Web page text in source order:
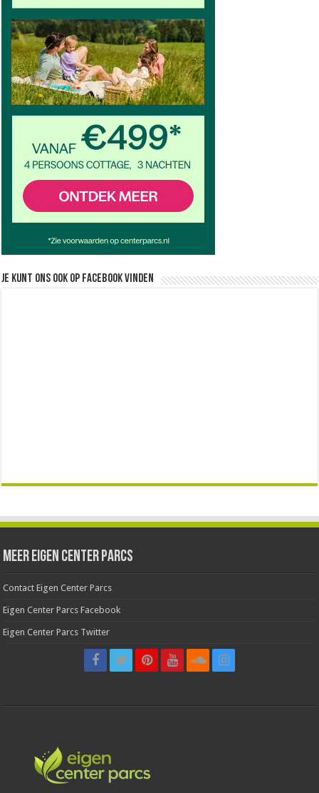
Je kunt ons ook op facebook vinden
Meer Eigen Center Parcs
Contact Eigen Center Parcs
Eigen Center Parcs Facebook
Eigen Center Parcs Twitter